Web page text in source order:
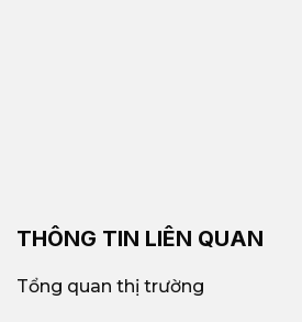
THÔNG TIN LIÊN QUAN
Tổng quan thị trường